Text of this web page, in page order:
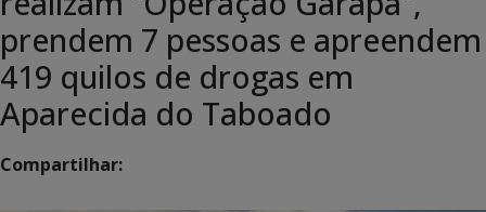
prendem 7 pessoas e apreendem
419 quilos de drogas em
Aparecida do Taboado
Compartilhar: